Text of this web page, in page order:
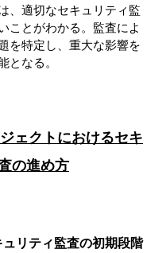
、適切なセキュリティ監
ことがわかる。監査によ
を特定し、重大な影響を
となる。
ェクトにおけるセキ
の進め方
リティ監査の初期段階